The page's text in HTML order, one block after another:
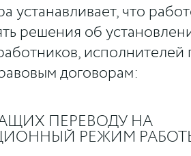
устанавливает, что
решения об
исполнителей
договорам:
ПЕРЕВОДУ НА
РЕЖИМ